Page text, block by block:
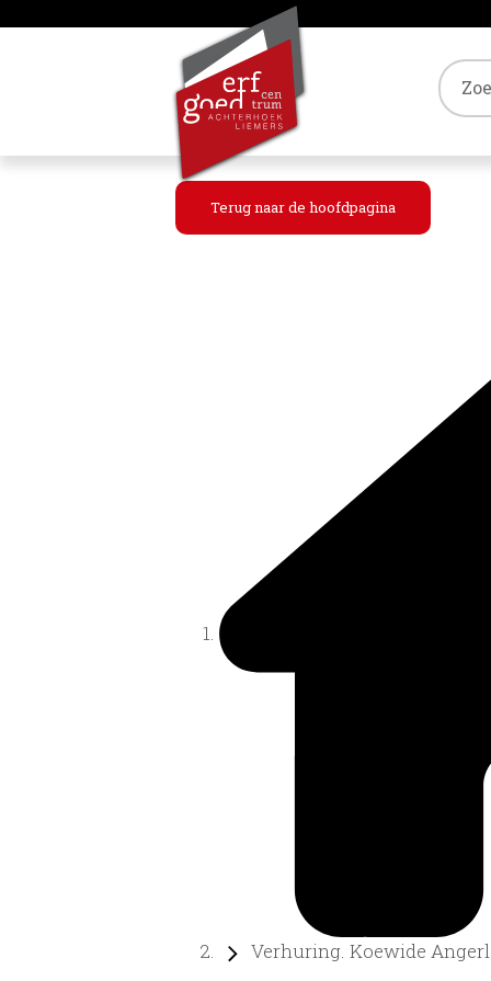
Terug naar de hoofdpagina
Verhuring. Koewide